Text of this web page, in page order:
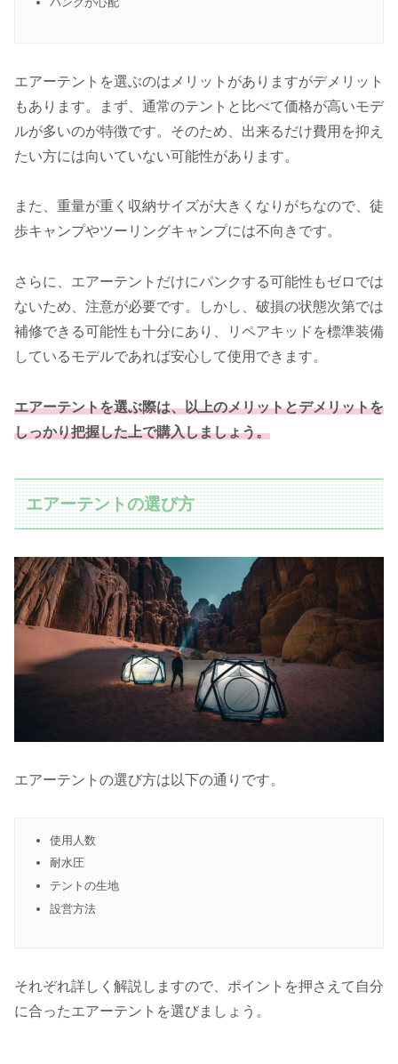
エアーテントを選ぶのはメリットがありますがデメリット
もあります。まず、通常のテントと比べて価格が高いモデ
ルが多いのが特徴です。そのため、出来るだけ費用を抑え
たい方には向いていない可能性があります。
また、重量が重く収納サイズが大きくなりがちなので、徒
歩キャンプやツーリングキャンプには不向きです。
さらに、エアーテントだけにパンクする可能性もゼロでは
ないため、注意が必要です。しかし、破損の状態次第では
補修できる可能性も十分にあり、リペアキッドを標準装備
しているモデルであれば安心して使用できます。
エアーテントを選ぶ際は、以上のメリットとデメリットを
しっかり把握した上で購入しましょう。
エアーテントの選び方
エアーテントの選び方は以下の通りです。
使用人数
耐水圧
テントの生地
設営方法
それぞれ詳しく解説しますので、ポイントを押さえて自分
に合ったエアーテントを選びましょう。